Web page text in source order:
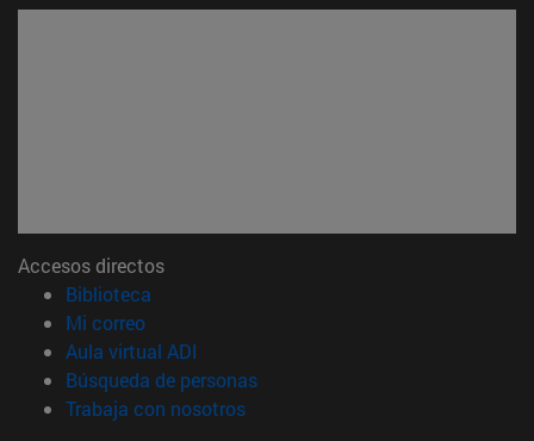
Accesos directos
Biblioteca
Mi correo(abre en nueva ventana)
Aula virtual ADI
Búsqueda de personas(abre en nueva ventana)
Trabaja con nosotros(abre en nueva ventana)